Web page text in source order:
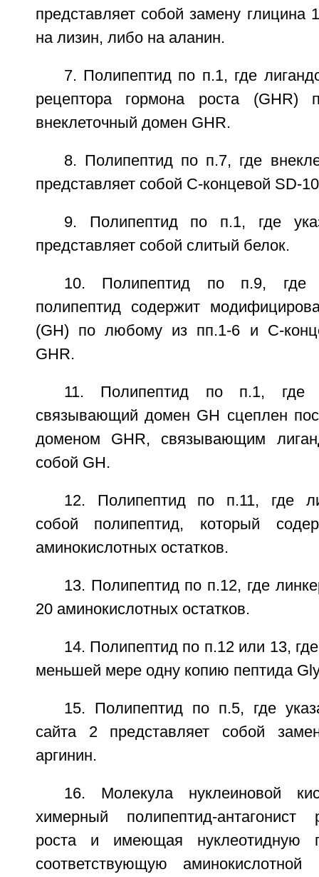
представляет собой замену глицина
на лизин, либо на аланин.
7. Полипептид по п.1, где
рецептора гормона роста (GHR)
внеклеточный домен GHR.
8. Полипептид по п.7, где
представляет собой С-концевой SD-
9. Полипептид по п.1, где
представляет собой слитый белок.
10. Полипептид по п.9, где
полипептид содержит
(GH) по любому из пп.1-6 и С-
GHR.
11. Полипептид по п.1, где
связывающий домен GH сцеплен
доменом GHR, связывающим
собой GH.
12. Полипептид по п.11, где
собой полипептид, который
аминокислотных остатков.
13. Полипептид по п.12, где
20 аминокислотных остатков.
14. Полипептид по п.12 или 13,
меньшей мере одну копию пептида
15. Полипептид по п.5, где
сайта 2 представляет собой
аргинин.
16. Молекула нуклеиновой
химерный полипептид-антагонист
роста и имеющая нуклеотидную
соответствующую аминокислотной